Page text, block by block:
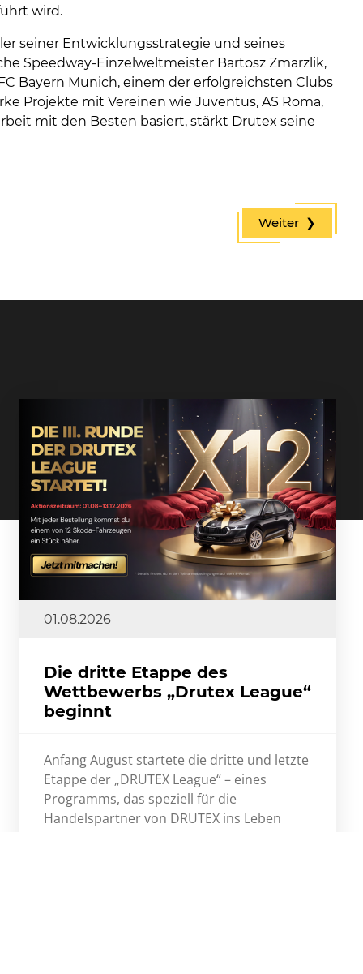
wird.
seiner Entwicklungsstrategie und seines
Speedway-Einzelweltmeister Bartosz Zmarzlik,
Bayern Munich, einem der erfolgreichsten Clubs
Projekte mit Vereinen wie Juventus, AS Roma,
mit den Besten basiert, stärkt Drutex seine
Weiter ❯
01.08.2026
Die dritte Etappe des
Wettbewerbs „Drutex League“
beginnt
Anfang August startete die dritte und letzte
Etappe der „DRUTEX League“ – eines
Programms, das speziell für die
Handelspartner von DRUTEX ins Leben